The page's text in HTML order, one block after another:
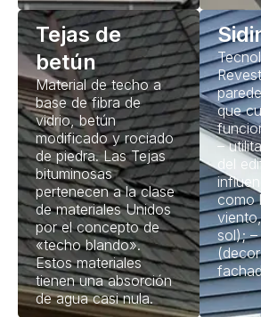
Tejas de
betún
Material de techo a
base de fibra de
vidrio, betún
modificado y rociado
de piedra. Las Tejas
bituminosas
pertenecen a la clase
de materiales Unidos
por el concepto de
«techo blando».
Estos materiales
tienen una absorción
de agua casi nula.
que
–
del
como
sol);